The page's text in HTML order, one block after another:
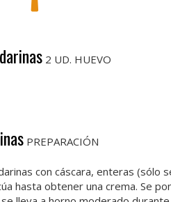
2 UD. HUEVO
PREPARACIÓN
con cáscara, enteras (sólo
hasta obtener una crema. Se